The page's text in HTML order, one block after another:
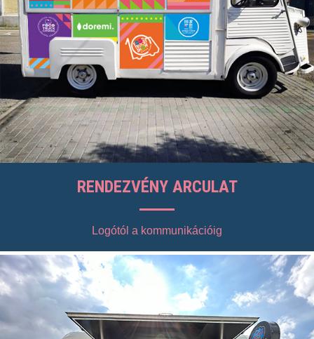
RENDEZVÉNY ARCULAT
Logótól a kommunikációig